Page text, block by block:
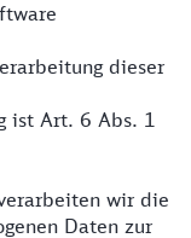
dieser
ist Art. 6 Abs. 1
wir die
Daten zur